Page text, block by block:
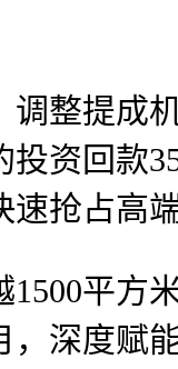
整提成
资回款
抢占高端
平方
，深度赋